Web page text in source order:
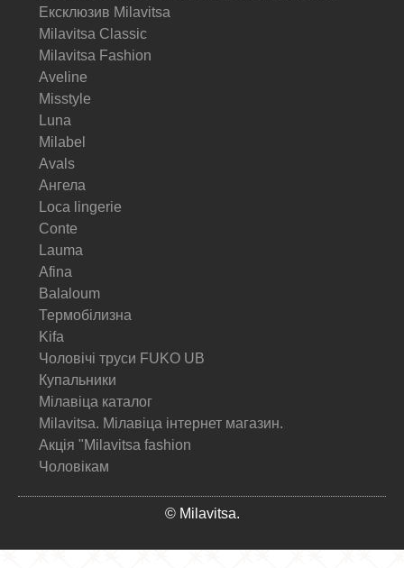
Ексклюзив Milavitsa
Milavitsa Classic
Milavitsa Fashion
Aveline
Misstyle
Luna
Milabel
Avals
Ангела
Loca lingerie
Conte
Lauma
Afina
Balaloum
Термобілизна
Kifa
Чоловічі труси FUKO UB
Купальники
Мілавіца каталог
Milavitsa. Мілавіца інтернет магазин.
Акція "Milavitsa fashion
Чоловікам
© Milavitsa.